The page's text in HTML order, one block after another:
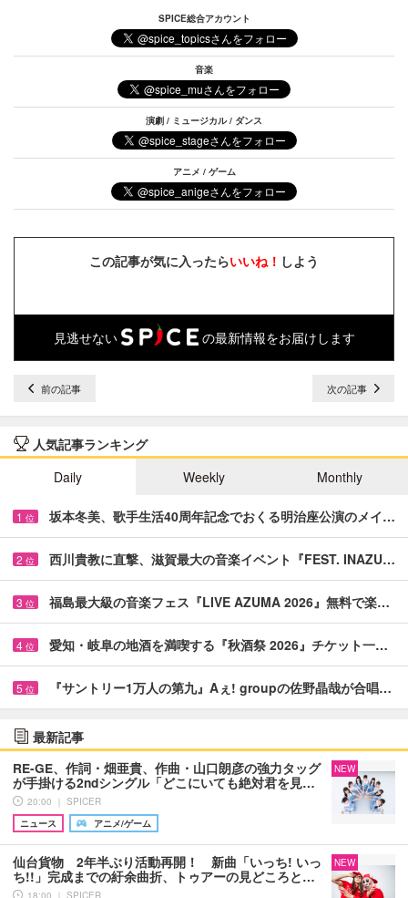
SPICE総合アカウント
音楽
演劇 / ミュージカル / ダンス
アニメ / ゲーム
この記事が気に入ったらいいね！ しよう
見逃せない の最新情報をお届けします
前の記事 次の記事
人気記事ランキング
Daily
Weekly Monthly
1 位 坂本冬美、歌手生活40周年記念でおくる明治座公演のメイ…
2 位 西川貴教に直撃、滋賀最大の音楽イベント『FEST. INAZU…
3 位 福島最大級の音楽フェス『LIVE AZUMA 2026』無料で楽…
4 位 愛知・岐阜の地酒を満喫する『秋酒祭 2026』チケット一…
5 位 『サントリー1万人の第九』Aぇ! groupの佐野晶哉が合唱…
最新記事
RE-GE、作詞・畑亜貴、作曲・山口朗彦の強力タッグ
が手掛ける2ndシングル「どこにいても絶対君を見…
20:00 ｜ SPICER
ニュース
アニメ/ゲーム
NEW
仙台貨物 2年半ぶり活動再開！ 新曲「いっち! いっ
ち!!」完成までの紆余曲折、トゥアーの見どころと…
18:00 ｜ SPICER
NEW